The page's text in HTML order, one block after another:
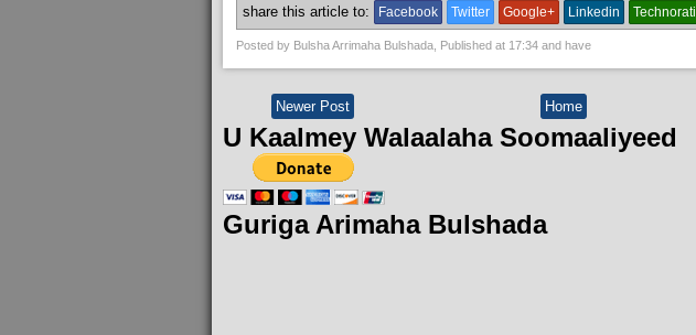
share this article to: Facebook Twitter Google+ Linkedin Technorati
Posted by Bulsha Arrimaha Bulshada, Published at 17:34and have
Newer Post Home
U Kaalmey Walaalaha Soomaaliyeed
Guriga Arimaha Bulshada